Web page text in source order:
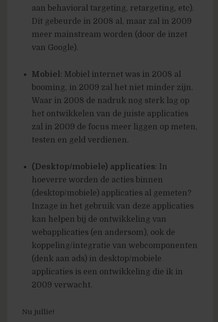
aan behavioral targeting, retargeting, etc).
Dit gebeurde in 2008 al, maar zal in 2009
meer mainstream worden (door de inzet
van Google).
Mobiel: Mobiel internet was in 2008 al
booming, in 2009 zal het niet minder zijn.
Waar in 2008 de nadruk nog sterk lag op
het ontwikkelen van de juiste applicaties
zal in 2009 de focus meer liggen op meten,
testen en geld verdienen.
(Desktop/mobiele) applicaties: In
hoeverre worden de acties binnen
(desktop/mobiele) applicaties al gemeten?
Inzage in het gebruik van deze applicaties
kan helpen bij de ontwikkeling van
webapplicaties (en andersom), ook de
koppeling/integratie van webcomponenten
(denk aan ads) in desktop/mobiele
applicaties is een ontwikkeling die ik in
2009 verwacht.
Nu jullie!